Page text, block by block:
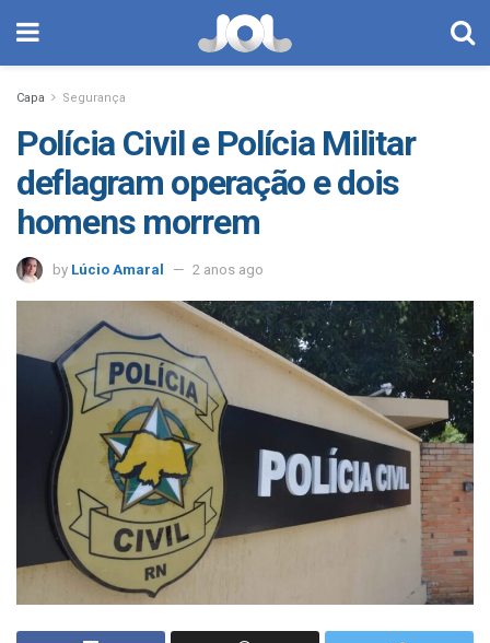
Capa Segurança
Polícia Civil e Polícia Militar
deflagram operação e dois
homens morrem
by Lúcio Amaral 2 anos ago